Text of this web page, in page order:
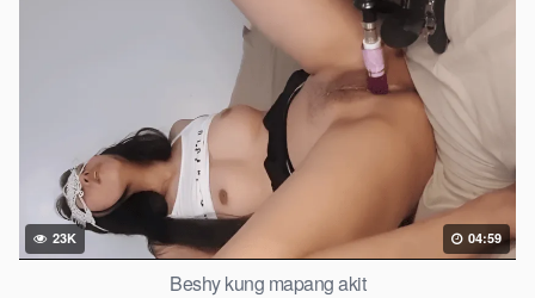
23K 04:59
Beshy kung mapang akit